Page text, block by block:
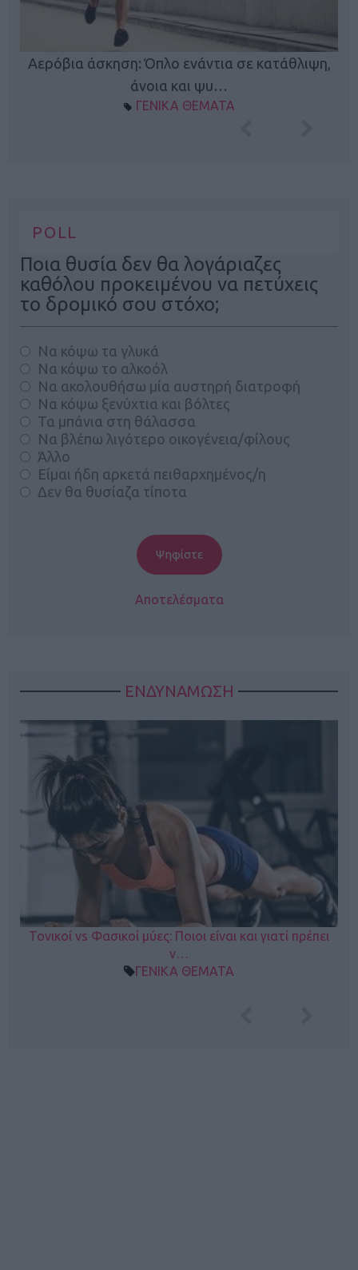
Αερόβια άσκηση: Όπλο ενάντια σε κατάθλιψη,
άνοια και ψυ…
ΓΕΝΙΚΑ ΘΕΜΑΤΑ
POLL
Ποια θυσία δεν θα λογάριαζες
καθόλου προκειμένου να πετύχεις
το δρομικό σου στόχο;
Να κόψω τα γλυκά
Να κόψω το αλκοόλ
Να ακολουθήσω μία αυστηρή διατροφή
Να κόψω ξενύχτια και βόλτες
Τα μπάνια στη θάλασσα
Να βλέπω λιγότερο οικογένεια/φίλους
Άλλο
Είμαι ήδη αρκετά πειθαρχημένος/η
Δεν θα θυσίαζα τίποτα
Αποτελέσματα
ΕΝΔΥΝΑΜΩΣΗ
Τονικοί vs Φασικοί μύες: Ποιοι είναι και γιατί πρέπει
ν…
ΓΕΝΙΚΑ ΘΕΜΑΤΑ